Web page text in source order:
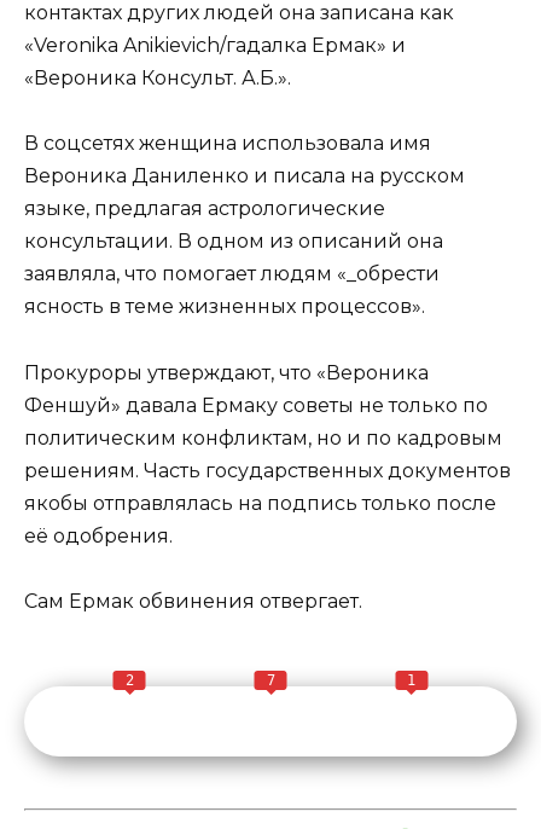
контактах других людей она записана как
«Veronika Anikievich/гадалка Ермак» и
«Вероника Консульт. А.Б.».
В соцсетях женщина использовала имя
Вероника Даниленко и писала на русском
языке, предлагая астрологические
консультации. В одном из описаний она
заявляла, что помогает людям «_обрести
ясность в теме жизненных процессов».
Прокуроры утверждают, что «Вероника
Феншуй» давала Ермаку советы не только по
политическим конфликтам, но и по кадровым
решениям. Часть государственных документов
якобы отправлялась на подпись только после
её одобрения.
Сам Ермак обвинения отвергает.
2 7 1